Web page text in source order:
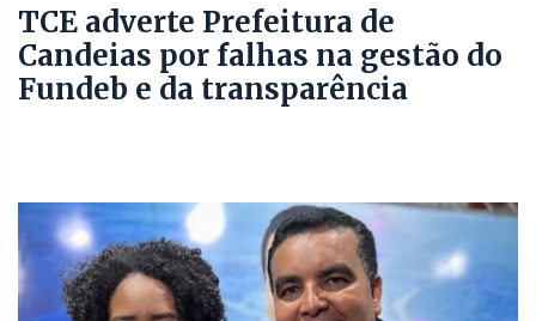
TCE adverte Prefeitura de
Candeias por falhas na gestão do
Fundeb e da transparência